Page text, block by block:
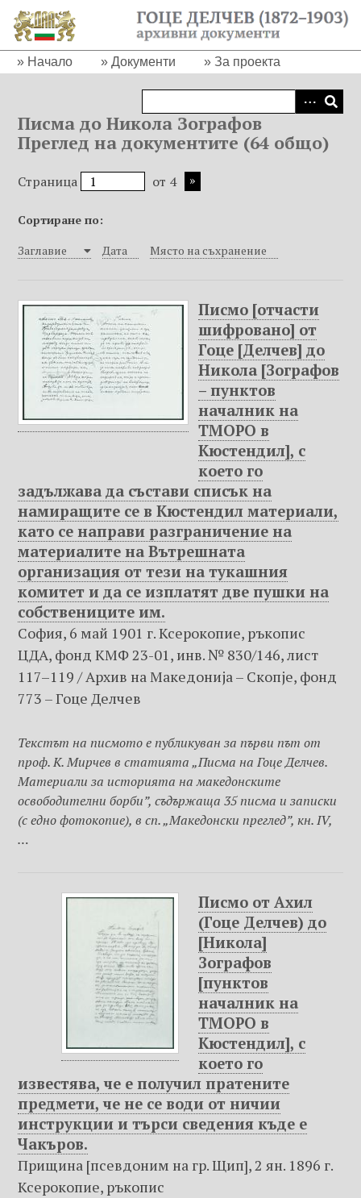
е
Начало Документи За проекта
Писма до Никола Зографов
Преглед на документите (64 общо)
Страница от 4
Сортиране по:
Заглавие
Дата Място на съхранение
Писмо [отчасти
шифровано] от
Гоце [Делчев] до
Никола [Зографов
– пунктов
началник на
ТМОРО в
Кюстендил], с
което го
задължава да състави списък на
намиращите се в Кюстендил материали,
като се направи разграничение на
материалите на Вътрешната
организация от тези на тукашния
комитет и да се изплатят две пушки на
собствениците им.
София, 6 май 1901 г. Ксерокопие, ръкопис
ЦДА, фонд КМФ 23-01, инв. № 830/146, лист
117–119 / Архив на Македониjа – Скопje, фонд
773 – Гоце Делчев
Текстът на писмото е публикуван за първи път от
проф. К. Мирчев в статията „Писма на Гоце Делчев.
Материали за историята на македонските
освободителни борби”, съдържаща 35 писма и записки
(с едно фотокопие), в сп. „Македонски преглед”, кн. IV,
…
Писмо от Ахил
(Гоце Делчев) до
[Никола]
Зографов
[пунктов
началник на
ТМОРО в
Кюстендил], с
което го
известява, че е получил пратените
предмети, че не се води от ничии
инструкции и търси сведения къде е
Чакъров.
Прищина [псевдоним на гр. Щип], 2 ян. 1896 г.
Ксерокопие, ръкопис